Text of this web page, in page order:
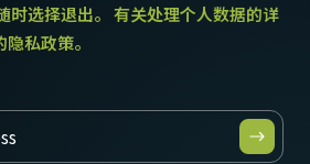
时选择退出。 有关处理个人数据的详
私政策。